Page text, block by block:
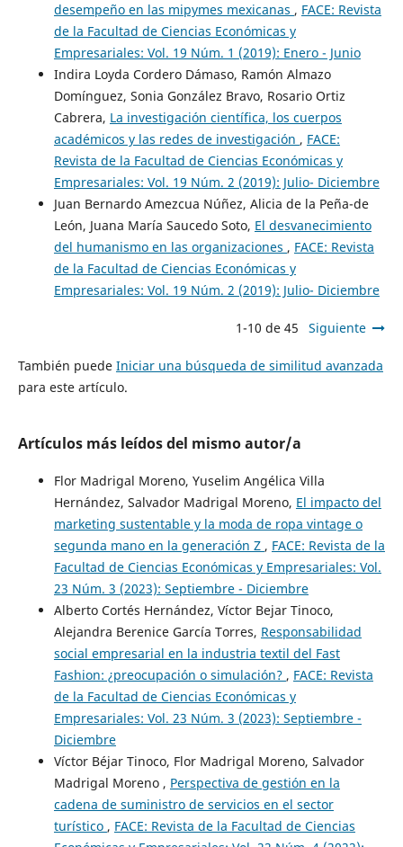
desempeño en las mipymes mexicanas , FACE: Revista
de la Facultad de Ciencias Económicas y
Empresariales: Vol. 19 Núm. 1 (2019): Enero - Junio
Indira Loyda Cordero Dámaso, Ramón Almazo
Domínguez, Sonia González Bravo, Rosario Ortiz
Cabrera, La investigación científica, los cuerpos
académicos y las redes de investigación , FACE:
Revista de la Facultad de Ciencias Económicas y
Empresariales: Vol. 19 Núm. 2 (2019): Julio- Diciembre
Juan Bernardo Amezcua Núñez, Alicia de la Peña-de
León, Juana María Saucedo Soto, El desvanecimiento
del humanismo en las organizaciones , FACE: Revista
de la Facultad de Ciencias Económicas y
Empresariales: Vol. 19 Núm. 2 (2019): Julio- Diciembre
1-10 de 45 Siguiente
También puede Iniciar una búsqueda de similitud avanzada
para este artículo.
Artículos más leídos del mismo autor/a
Flor Madrigal Moreno, Yuselim Angélica Villa
Hernández, Salvador Madrigal Moreno, El impacto del
marketing sustentable y la moda de ropa vintage o
segunda mano en la generación Z , FACE: Revista de la
Facultad de Ciencias Económicas y Empresariales: Vol.
23 Núm. 3 (2023): Septiembre - Diciembre
Alberto Cortés Hernández, Víctor Bejar Tinoco,
Alejandra Berenice García Torres, Responsabilidad
social empresarial en la industria textil del Fast
Fashion: ¿preocupación o simulación? , FACE: Revista
de la Facultad de Ciencias Económicas y
Empresariales: Vol. 23 Núm. 3 (2023): Septiembre -
Diciembre
Víctor Béjar Tinoco, Flor Madrigal Moreno, Salvador
Madrigal Moreno , Perspectiva de gestión en la
cadena de suministro de servicios en el sector
turístico , FACE: Revista de la Facultad de Ciencias